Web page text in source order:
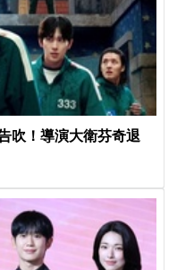
吹！導演大衛芬奇退